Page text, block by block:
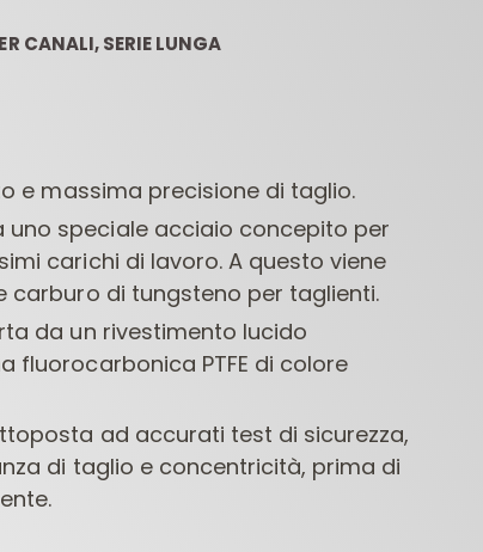
MACCHINE
FORATRICI
CANALI, SERIE LUNGA
e massima precisione di taglio.
uno speciale acciaio concepito per
carichi di lavoro. A questo viene
carburo di tungsteno per taglienti.
da un rivestimento lucido
fluorocarbonica PTFE di colore
ad accurati test di sicurezza,
di taglio e concentricità, prima di